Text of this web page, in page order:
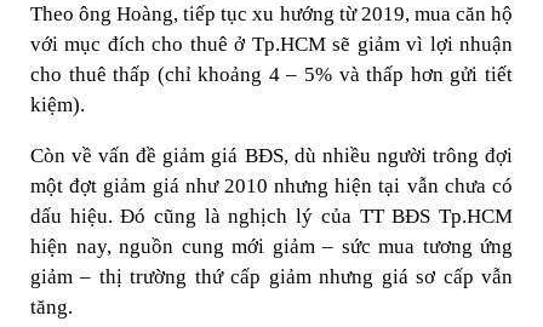
Theo ông Hoàng, tiếp tục xu hướng từ 2019, mua căn hộ
với mục đích cho thuê ở Tp.HCM sẽ giảm vì lợi nhuận
cho thuê thấp (chỉ khoảng 4 – 5% và thấp hơn gửi tiết
kiệm).
Còn về vấn đề giảm giá BĐS, dù nhiều người trông đợi
một đợt giảm giá như 2010 nhưng hiện tại vẫn chưa có
dấu hiệu. Đó cũng là nghịch lý của TT BĐS Tp.HCM
hiện nay, nguồn cung mới giảm – sức mua tương ứng
giảm – thị trường thứ cấp giảm nhưng giá sơ cấp vẫn
tăng.